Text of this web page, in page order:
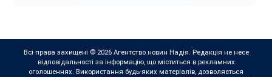
Всі права захищені © 2026 Агентство новин Надія. Редакція не несе
відповідальності за інформацію, що міститься в рекламних
оголошеннях. Використання будь-яких матеріалів, дозволяється